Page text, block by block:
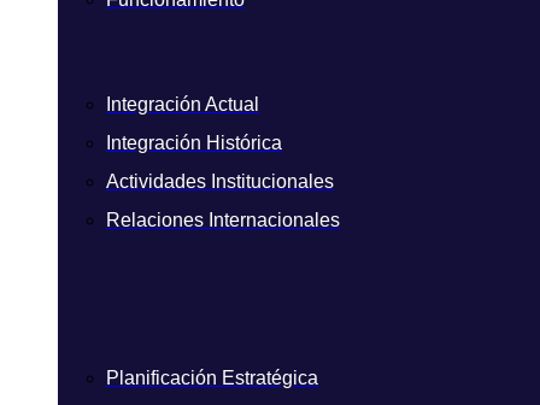
Integración Actual
Integración Histórica
Actividades Institucionales
Relaciones Internacionales
Planificación Estratégica